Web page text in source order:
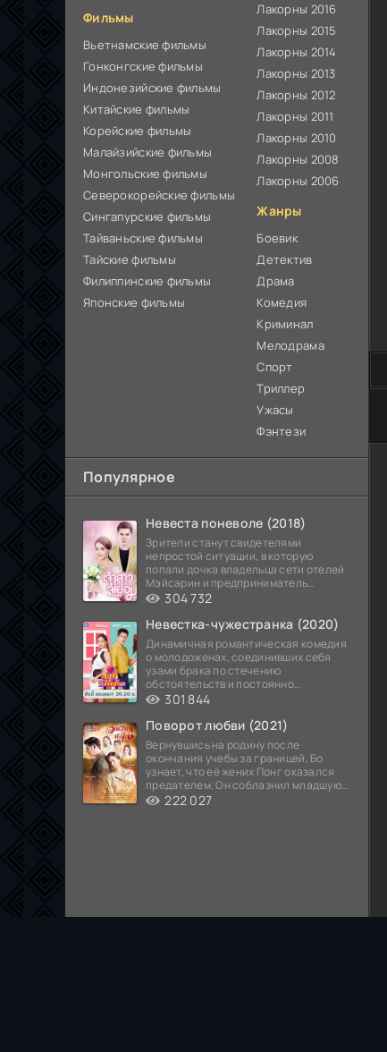
Фильмы
Вьетнамские фильмы
Гонконгские фильмы
Индонезийские фильмы
Китайские фильмы
Корейские фильмы
Малайзийские фильмы
Монгольские фильмы
Северокорейские фильмы
Сингапурские фильмы
Тайваньские фильмы
Тайские фильмы
Филиппинские фильмы
Японские фильмы
Лакорны 2016
Лакорны 2015
Лакорны 2014
Лакорны 2013
Лакорны 2012
Лакорны 2011
Лакорны 2010
Лакорны 2008
Лакорны 2006
Жанры
Боевик
Детектив
Драма
Комедия
Криминал
Мелодрама
Спорт
Триллер
Ужасы
Фэнтези
Популярное
Невеста поневоле (2018)
Зрители станут свидетелями
непростой ситуации, в которую
попали дочка владельца сети отелей
Мэйсарин и предприниматель
Кетдэн. Обоих главных героев
304 732
Невестка-чужестранка (2020)
Динамичная романтическая комедия
о молодоженах, соединивших себя
узами брака по стечению
обстоятельств и постоянно
попадающих в курьезные ситуации...
301 844
Поворот любви (2021)
Вернувшись на родину после
окончания учебы за границей, Бо
узнает, что её жених Понг оказался
предателем. Он соблазнил младшую
сестру хозяина
222 027